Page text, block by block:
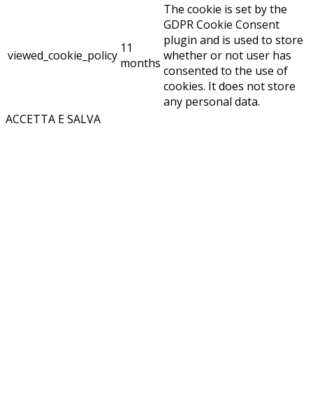
viewed_cookie_policy 11
months
The cookie is set by the
GDPR Cookie Consent
plugin and is used to store
whether or not user has
consented to the use of
cookies. It does not store
any personal data.
ACCETTA E SALVA